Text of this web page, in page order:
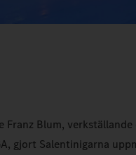
Franz Blum,
gjort Salentinigarna